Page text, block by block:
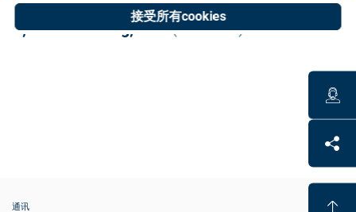
接受所有cookies
P;conv.centering;DSM(0 results)
通讯